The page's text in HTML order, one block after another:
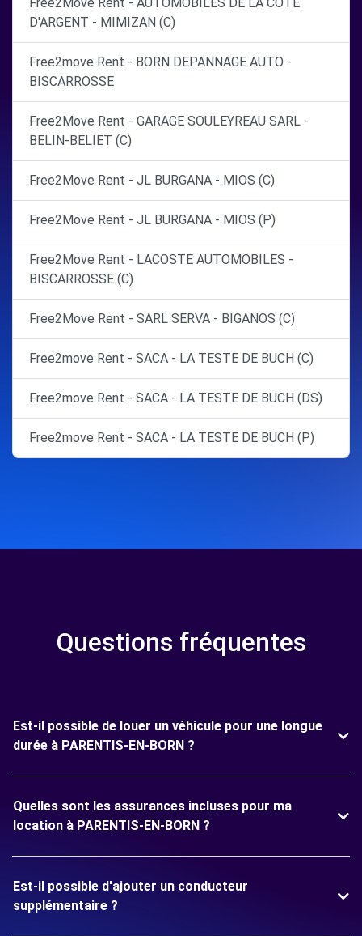
D'ARGENT - MIMIZAN (C)
Free2move Rent - BORN DEPANNAGE AUTO -
BISCARROSSE
Free2Move Rent - GARAGE SOULEYREAU SARL -
BELIN-BELIET (C)
Free2Move Rent - JL BURGANA - MIOS (C)
Free2Move Rent - JL BURGANA - MIOS (P)
Free2Move Rent - LACOSTE AUTOMOBILES -
BISCARROSSE (C)
Free2Move Rent - SARL SERVA - BIGANOS (C)
Free2move Rent - SACA - LA TESTE DE BUCH (C)
Free2move Rent - SACA - LA TESTE DE BUCH (DS)
Free2move Rent - SACA - LA TESTE DE BUCH (P)
Questions fréquentes
Est-il possible de louer un véhicule pour une longue
durée à PARENTIS-EN-BORN ?
Quelles sont les assurances incluses pour ma
location à PARENTIS-EN-BORN ?
Est-il possible d'ajouter un conducteur
supplémentaire ?